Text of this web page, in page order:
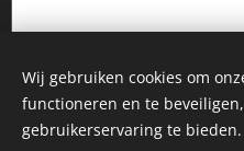
Schrijf
Wij gebruiken cookies om
functioneren en te
gebruikerservaring te bieden.